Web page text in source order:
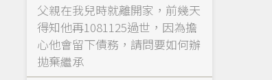
父親在我兒時就離開家，前幾天
得知他再1081125過世，因為擔
心他會留下債務，請問要如何辦
拋棄繼承